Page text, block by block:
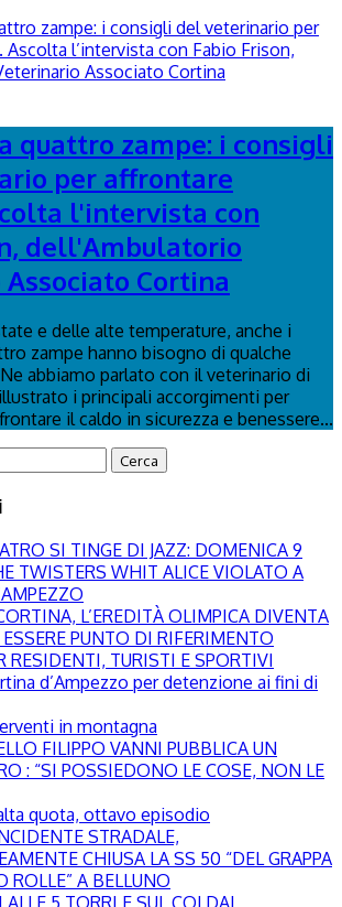
quattro zampe: i consigli
per affrontare
l'intervista con
dell'Ambulatorio
Cortina
e delle alte temperature, anche i
zampe hanno bisogno di qualche
abbiamo parlato con il veterinario di
i principali accorgimenti per
il caldo in sicurezza e benessere...
SI TINGE DI JAZZ: DOMENICA 9
TWISTERS WHIT ALICE VIOLATO A
L’EREDITÀ OLIMPICA DIVENTA
ESSERE PUNTO DI RIFERIMENTO
RESIDENTI, TURISTI E SPORTIVI
d’Ampezzo per detenzione ai fini di
in montagna
FILIPPO VANNI PUBBLICA UN
: “SI POSSIEDONO LE COSE, NON LE
quota, ottavo episodio
STRADALE,
CHIUSA LA SS 50 “DEL GRAPPA
ROLLE” A BELLUNO
ALLE 5 TORRI E SUL COLDAI